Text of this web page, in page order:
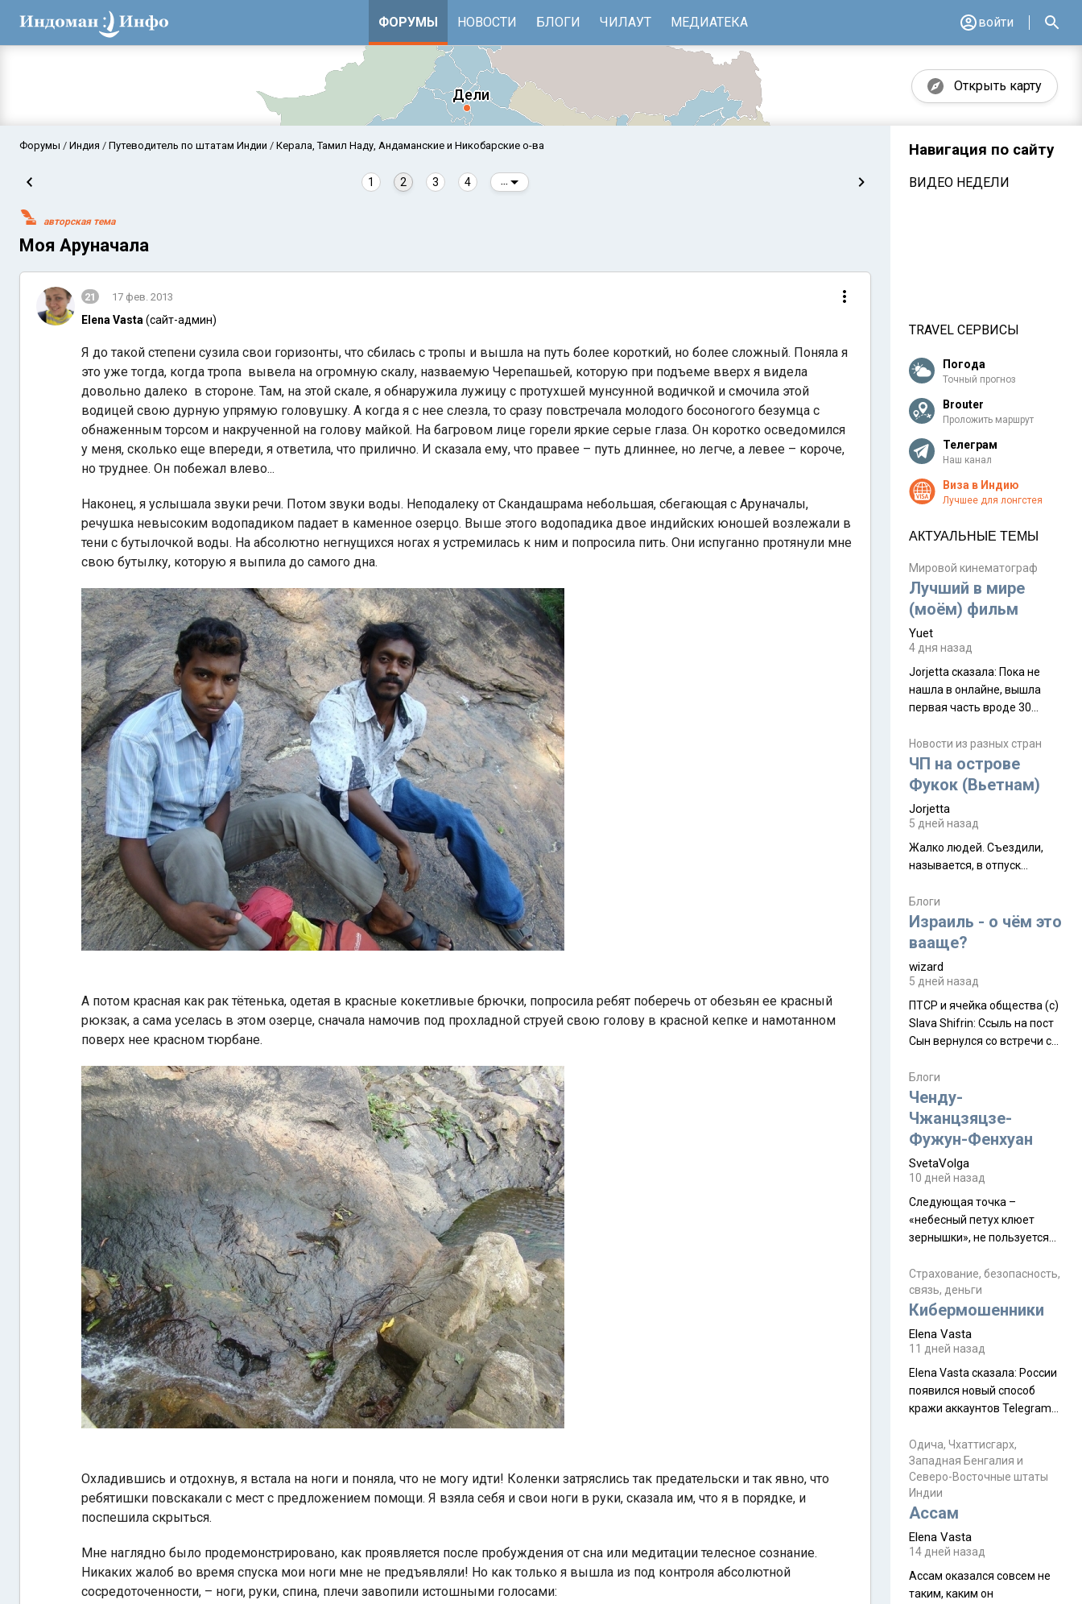
ФОРУМЫ НОВОСТИ БЛОГИ ЧИЛАУТ МЕДИАТЕКА войти
Открыть карту
Форумы Индия Путеводитель по штатам Индии Керала, Тамил Наду, Андаманские и Никобарские о-ва
1 2 3 4
авторская тема
Моя Аруначала
21 17 фев. 2013
Elena Vasta (сайт-админ)
Я до такой степени сузила свои горизонты, что сбилась с тропы и вышла на путь более короткий, но более сложный. Поняла я
это уже тогда, когда тропа вывела на огромную скалу, назваемую Черепашьей, которую при подъеме вверх я видела
довольно далеко в стороне. Там, на этой скале, я обнаружила лужицу с протухшей мунсунной водичкой и смочила этой
водицей свою дурную упрямую головушку. А когда я с нее слезла, то сразу повстречала молодого босоногого безумца с
обнаженным торсом и накрученной на голову майкой. На багровом лице горели яркие серые глаза. Он коротко осведомился
у меня, сколько еще впереди, я ответила, что прилично. И сказала ему, что правее – путь длиннее, но легче, а левее – короче,
но труднее. Он побежал влево...
Наконец, я услышала звуки речи. Потом звуки воды. Неподалеку от Скандашрама небольшая, сбегающая с Аруначалы,
речушка невысоким водопадиком падает в каменное озерцо. Выше этого водопадика двое индийских юношей возлежали в
тени с бутылочкой воды. На абсолютно негнущихся ногах я устремилась к ним и попросила пить. Они испуганно протянули мне
свою бутылку, которую я выпила до самого дна.
А потом красная как рак тётенька, одетая в красные кокетливые брючки, попросила ребят поберечь от обезьян ее красный
рюкзак, а сама уселась в этом озерце, сначала намочив под прохладной струей свою голову в красной кепке и намотанном
поверх нее красном тюрбане.
Охладившись и отдохнув, я встала на ноги и поняла, что не могу идти! Коленки затряслись так предательски и так явно, что
ребятишки повскакали с мест с предложением помощи. Я взяла себя и свои ноги в руки, сказала им, что я в порядке, и
поспешила скрыться.
Мне наглядно было продемонстрировано, как проявляется после пробуждения от сна или медитации телесное сознание.
Никаких жалоб во время спуска мои ноги мне не предъявляли! Но как только я вышла из под контроля абсолютной
сосредоточенности, – ноги, руки, спина, плечи завопили истошными голосами:
Навигация по сайту
ВИДЕО НЕДЕЛИ
TRAVEL СЕРВИСЫ
Погода
Точный прогноз
Brouter
Проложить маршрут
Телеграм
Наш канал
Виза в Индию
Лучшее для лонгстея
АКТУАЛЬНЫЕ ТЕМЫ
Мировой кинематограф
Лучший в мире
(моём) фильм
Yuet
4 дня назад
Jorjetta сказалa: Пока не
нашла в онлайне, вышла
первая часть вроде 30
Дивали 8 ноября.
Новости из разных стран
ЧП на острове
Фукок (Вьетнам)
Jorjetta
5 дней назад
Жалко людей. Съездили,
называется, в отпуск...
Блоги
Израиль - о чём это
вааще?
wizard
5 дней назад
ПТСР и ячейка общества (с)
Slava Shifrin: Ссыль на пост
Сын вернулся со встречи с
уже, как демобилизовались,
а продолжают встречаться
почти каждую неделю) и с
порога сообщил: "Эйтан
разводится!" Эйтан -
мальчик из религиозной
семьи, из тех, кого называют
"вязаные кипы". С 2022-го
Блоги
Ченду-
Чжанцзяцзе-
Фужун-Фенхуан
SvetaVolga
10 дней назад
Следующая точка –
«небесный петух клюет
зернышки», не пользуется
заслужено, и чтобы попасть
на начало тропы показали
водителю карту, иначе
Пошли туда, потому что я
отзывов. По мне – сплошная
физуха, долгий спуск, потом
подъем по этому же пути.
Пока
Страхование, безопасность,
связь, деньги
Кибермошенники
Elena Vasta
11 дней назад
Elena Vasta сказалa: России
появился новый способ
кражи аккаунтов Telegram
Прочитайте! У моих двух
знакомых вот так увели
аккаунты
Одича, Чхаттисгарх,
Западная Бенгалия и
Северо-Восточные штаты
Индии
Ассам
Elena Vasta
14 дней назад
Ассам оказался совсем не
таким, каким он